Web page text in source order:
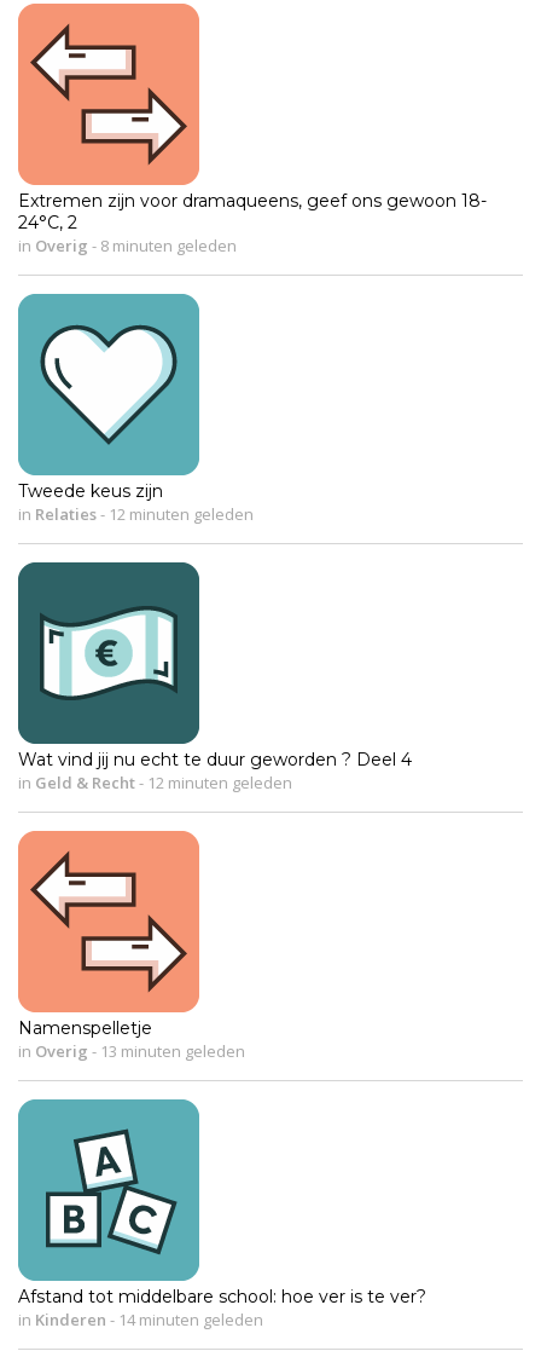
Extremen zijn voor dramaqueens, geef ons gewoon 18-
24°C, 2
in Overig - 8 minuten geleden
Tweede keus zijn
in Relaties- 12 minuten geleden
Wat vind jij nu echt te duur geworden ? Deel 4
in Geld & Recht- 12 minuten geleden
Namenspelletje
in Overig - 13 minuten geleden
Afstand tot middelbare school: hoe ver is te ver?
in Kinderen - 14 minuten geleden